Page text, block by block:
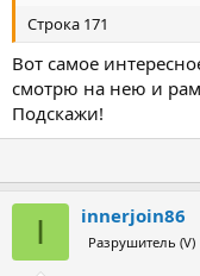
Строка 171
Вот самое
смотрю на нею и
Подскажи!
I innerjoin86
Разрушитель (V)